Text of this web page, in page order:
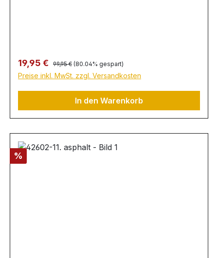
Verkaufspreis:
19,95 € Regulärer Preis:
99,95 € (80.04% gespart)
Preise inkl. MwSt. zzgl. Versandkosten
In den Warenkorb
Rabatt
%